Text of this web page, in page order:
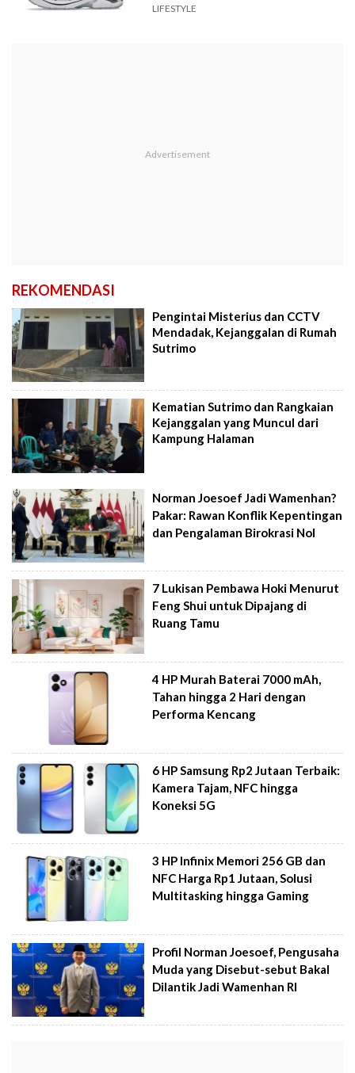
LIFESTYLE
REKOMENDASI
Pengintai Misterius dan CCTV
Mendadak, Kejanggalan di Rumah
Sutrimo
Kematian Sutrimo dan Rangkaian
Kejanggalan yang Muncul dari
Kampung Halaman
Norman Joesoef Jadi Wamenhan?
Pakar: Rawan Konflik Kepentingan
dan Pengalaman Birokrasi Nol
7 Lukisan Pembawa Hoki Menurut
Feng Shui untuk Dipajang di
Ruang Tamu
4 HP Murah Baterai 7000 mAh,
Tahan hingga 2 Hari dengan
Performa Kencang
6 HP Samsung Rp2 Jutaan Terbaik:
Kamera Tajam, NFC hingga
Koneksi 5G
3 HP Infinix Memori 256 GB dan
NFC Harga Rp1 Jutaan, Solusi
Multitasking hingga Gaming
Profil Norman Joesoef, Pengusaha
Muda yang Disebut-sebut Bakal
Dilantik Jadi Wamenhan RI